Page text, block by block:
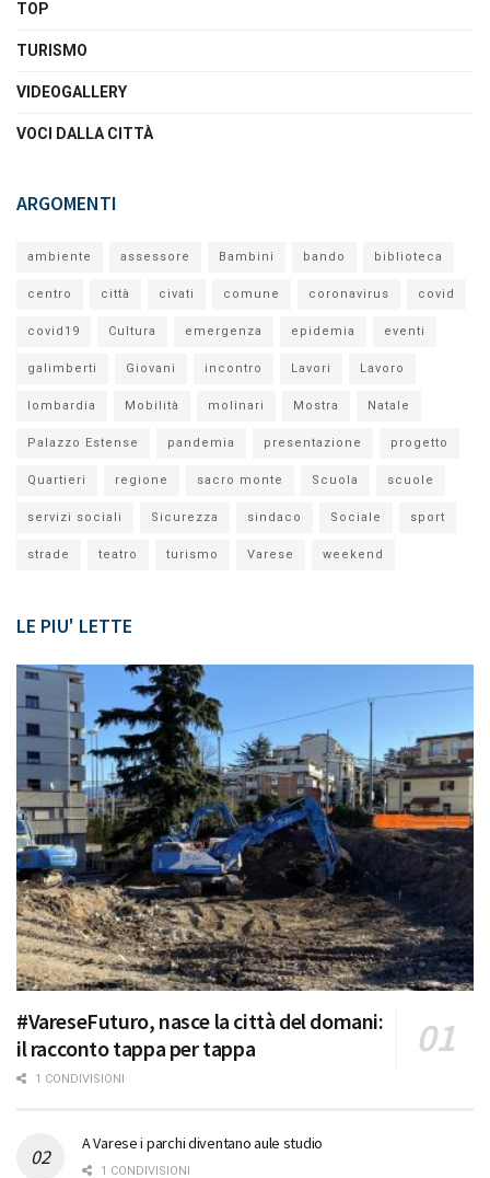
TOP
TURISMO
VIDEOGALLERY
VOCI DALLA CITTÀ
ARGOMENTI
ambiente assessore Bambini bando biblioteca
centro città civati comune coronavirus covid
covid19 Cultura emergenza epidemia eventi
galimberti Giovani incontro Lavori Lavoro
lombardia Mobilità molinari Mostra Natale
Palazzo Estense pandemia presentazione progetto
Quartieri regione sacro monte Scuola scuole
servizi sociali Sicurezza sindaco Sociale sport
strade teatro turismo Varese weekend
LE PIU' LETTE
#VareseFuturo, nasce la città del domani:
il racconto tappa per tappa
1 CONDIVISIONI
A Varese i parchi diventano aule studio
1 CONDIVISIONI